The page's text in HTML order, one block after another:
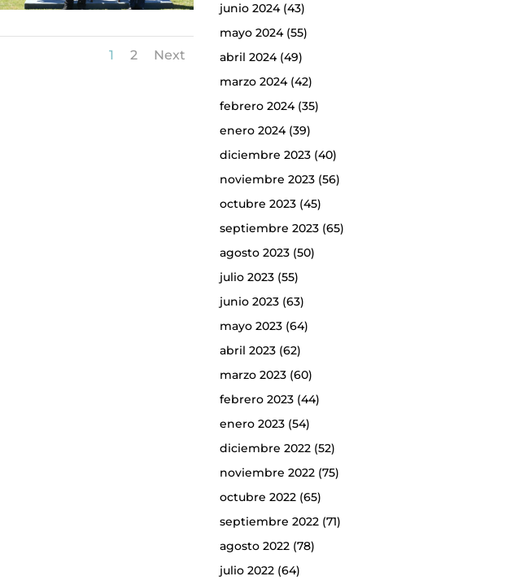
1 2 Next
junio 2024(43)
mayo 2024(55)
abril 2024(49)
marzo 2024(42)
febrero 2024(35)
enero 2024(39)
diciembre 2023(40)
noviembre 2023(56)
octubre 2023(45)
septiembre 2023(65)
agosto 2023(50)
julio 2023(55)
junio 2023(63)
mayo 2023(64)
abril 2023(62)
marzo 2023(60)
febrero 2023(44)
enero 2023(54)
diciembre 2022(52)
noviembre 2022(75)
octubre 2022(65)
septiembre 2022(71)
agosto 2022(78)
julio 2022(64)